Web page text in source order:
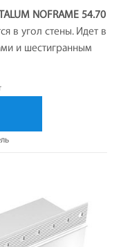
NOFRAME 54.70
в угол стены. Идет в
и шестигранным